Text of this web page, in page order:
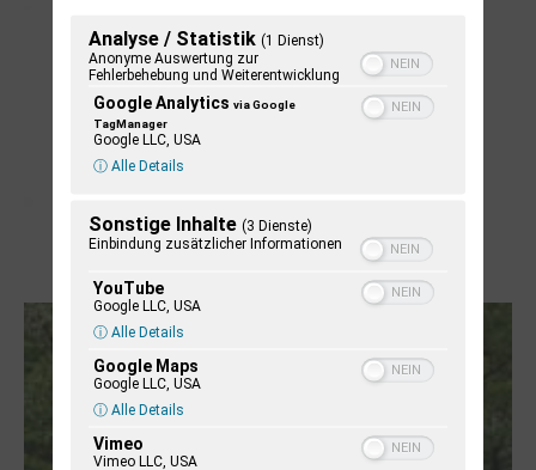
Letj fröögels
Analyse / Statistik (1 Dienst)
Anonyme Auswertung zur
Fehlerbehebung und Weiterentwicklung
Google Analytics via Google
TagManager
Google LLC, USA
ⓘ Alle Details
Sonstige Inhalte (3 Dienste)
Einbindung zusätzlicher Informationen
YouTube
Google LLC, USA
ⓘ Alle Details
Google Maps
Google LLC, USA
ⓘ Alle Details
Vimeo
Vimeo LLC, USA